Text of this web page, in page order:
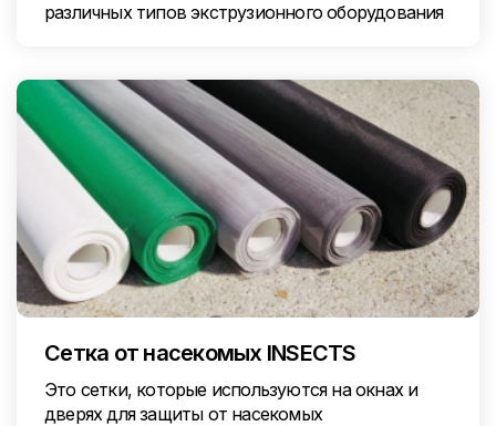
различных типов экструзионного оборудования
Сетка от насекомых INSECTS
Это сетки, которые используются на окнах и
дверях для защиты от насекомых